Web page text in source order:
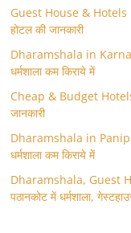
Guest House & Hotels
होटल की जानकारी
Dharamshala in Karnal
धर्मशाला कम किराये में
Cheap & Budget Hotels
जानकारी
Dharamshala in Panipat
धर्मशाला कम किराये में
Dharamshala, Guest
पठानकोट में धर्मशाला,